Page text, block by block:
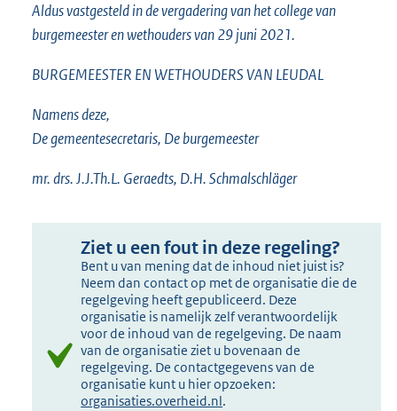
Aldus vastgesteld in de vergadering van het college van
burgemeester en wethouders van 29 juni 2021.
BURGEMEESTER EN WETHOUDERS VAN LEUDAL
Namens deze,
De gemeentesecretaris, De burgemeester
mr. drs. J.J.Th.L. Geraedts, D.H. Schmalschläger
Ziet u een fout in deze regeling?
Bent u van mening dat de inhoud niet juist is?
Neem dan contact op met de organisatie die de
regelgeving heeft gepubliceerd. Deze
organisatie is namelijk zelf verantwoordelijk
voor de inhoud van de regelgeving. De naam
van de organisatie ziet u bovenaan de
regelgeving. De contactgegevens van de
organisatie kunt u hier opzoeken:
organisaties.overheid.nl.